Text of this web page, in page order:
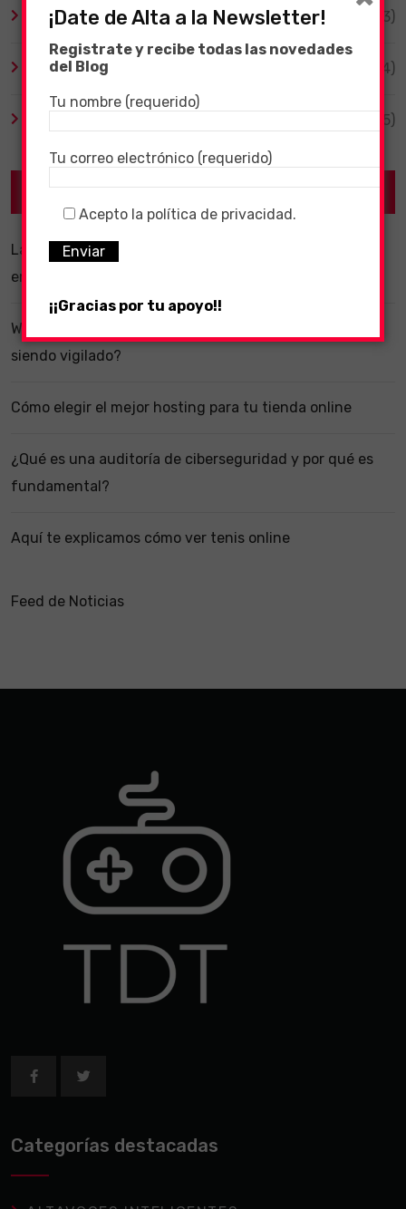
TV y Series (3)
Videojuegos (204)
(55)
Recent Posts
La importancia de un software ERP dentro de una
empresa
WhatsApp y la localización en segundo plano: ¿estás
siendo vigilado?
Cómo elegir el mejor hosting para tu tienda online
¿Qué es una auditoría de ciberseguridad y por qué es
fundamental?
Aquí te explicamos cómo ver tenis online
Feed de Noticias
Categorías destacadas
¡Date de Alta a la Newsletter!
Registrate y recibe todas las novedades
del Blog
Tu nombre (requerido)
Tu correo electrónico (requerido)
Acepto la política de privacidad.
¡¡Gracias por tu apoyo!!